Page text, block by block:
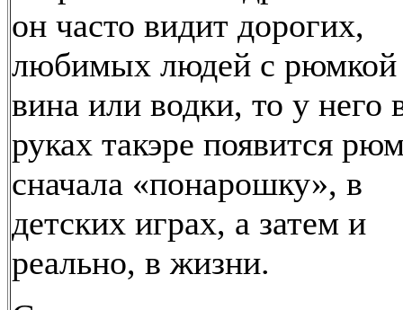
он часто видит дорогих,
любимых людей с рюмкой
вина или водки, то у него
руках такэре появится
сначала «понарошку», в
детских играх, а затем и
реально, в жизни.